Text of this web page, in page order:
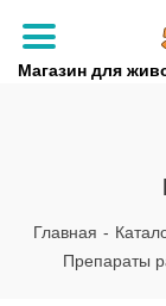
Магазин для
Главная -
Препараты